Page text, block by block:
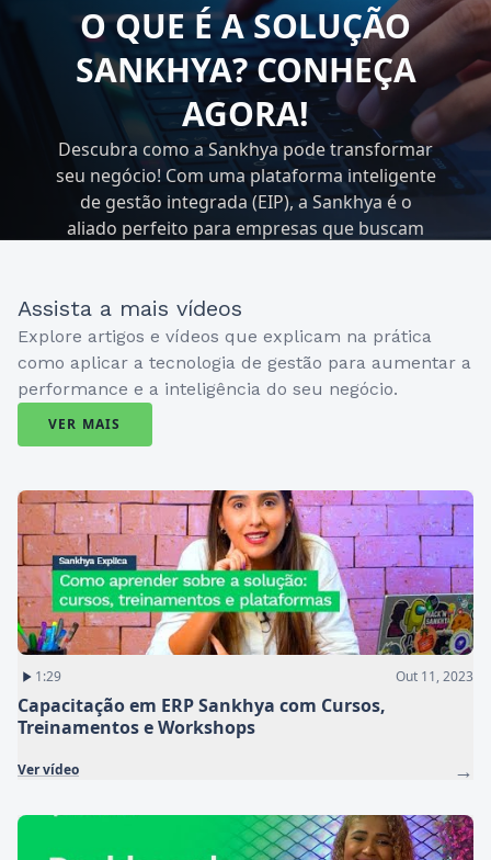
O QUE É A SOLUÇÃO
SANKHYA? CONHEÇA
AGORA!
Descubra como a Sankhya pode transformar
seu negócio! Com uma plataforma inteligente
de gestão integrada (EIP), a Sankhya é o
aliado perfeito para empresas que buscam
Assista a mais vídeos
Explore artigos e vídeos que explicam na prática
como aplicar a tecnologia de gestão para aumentar a
performance e a inteligência do seu negócio.
VER MAIS
1:29 Out 11, 2023
Capacitação em ERP Sankhya com Cursos,
Treinamentos e Workshops
Ver vídeo →